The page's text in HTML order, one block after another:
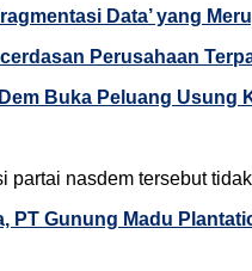
Data’ yang
Perusahaan
Buka Peluang Usung
nasdem tersebut
PT Gunung Madu